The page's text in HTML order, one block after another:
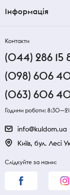
Інформація
Контакти
(044) 286 15
(098) 606
(063) 606
Години роботи:
info@kuldom.ua
Київ, бул. Лесі
Слідкуйте за нами: